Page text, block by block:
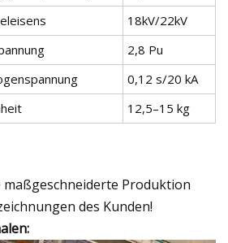
18kV/22kV
2,8 Pu
0,12 s/20 kA
12,5–15 kg
maßgeschneiderte Produktion
des Kunden!